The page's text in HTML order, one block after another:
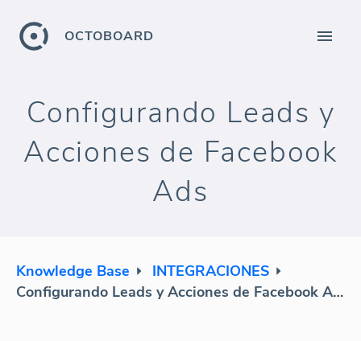
OCTOBOARD
Configurando Leads y
Acciones de Facebook
Ads
Knowledge Base
INTEGRACIONES
Configurando Leads y Acciones de Facebook Ads